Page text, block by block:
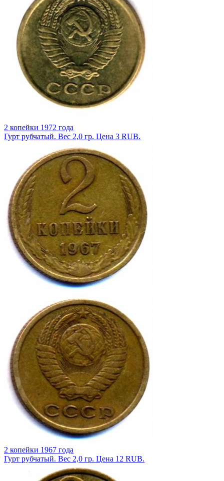
2 копейки 1972 года
Гурт рубчатый. Вес 2,0 гр. Цена 3 RUB.
2 копейки 1967 года
Гурт рубчатый. Вес 2,0 гр. Цена 12 RUB.